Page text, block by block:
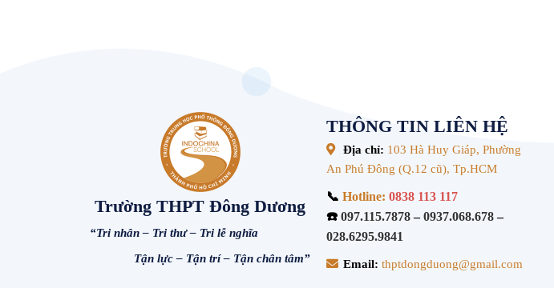
Trường THPT Đông Dương
“Tri nhân – Tri thư – Tri lễ nghĩa
Tận lực – Tận trí – Tận chân tâm”
THÔNG TIN LIÊN HỆ
Địa chỉ: 103 Hà Huy Giáp, Phường
An Phú Đông (Q.12 cũ), Tp.HCM
📞 Hotline: 0838 113 117
☎️ 097.115.7878–0937.068.678–
028.6295.9841
Email: thptdongduong@gmail.com